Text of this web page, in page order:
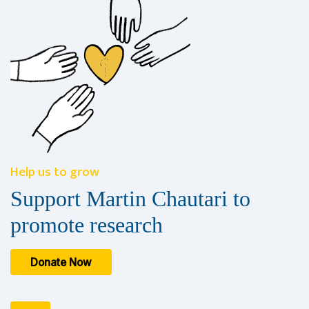
Help us to grow
Support Martin Chautari to
promote research
Donate Now